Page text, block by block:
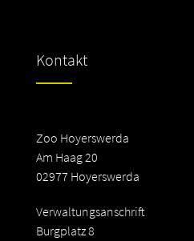
Kontakt
Zoo Hoyerswerda
Am Haag 20
02977 Hoyerswerda
Verwaltungsanschrift
Burgplatz 8